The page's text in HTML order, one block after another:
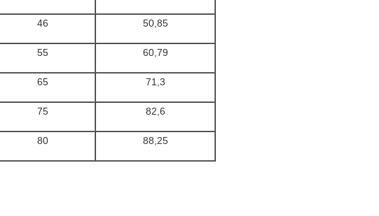
46 50,85
55 60,79
65 71,3
75 82,6
80 88,25